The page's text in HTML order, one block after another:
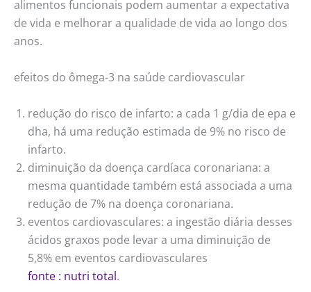
alimentos funcionais podem aumentar a expectativa
de vida e melhorar a qualidade de vida ao longo dos
anos.
efeitos do ômega-3 na saúde cardiovascular
redução do risco de infarto: a cada 1 g/dia de epa e
dha, há uma redução estimada de 9% no risco de
infarto.
diminuição da doença cardíaca coronariana: a
mesma quantidade também está associada a uma
redução de 7% na doença coronariana.
eventos cardiovasculares: a ingestão diária desses
ácidos graxos pode levar a uma diminuição de
5,8% em eventos cardiovasculares
fonte : nutri total.